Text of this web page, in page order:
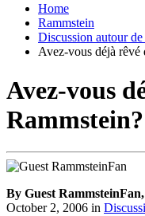
Home
Rammstein
Discussion autour
Avez-vous déjà rêvé
Avez-vous
Rammstein?
By Guest RammsteinFan,
October 2, 2006 in